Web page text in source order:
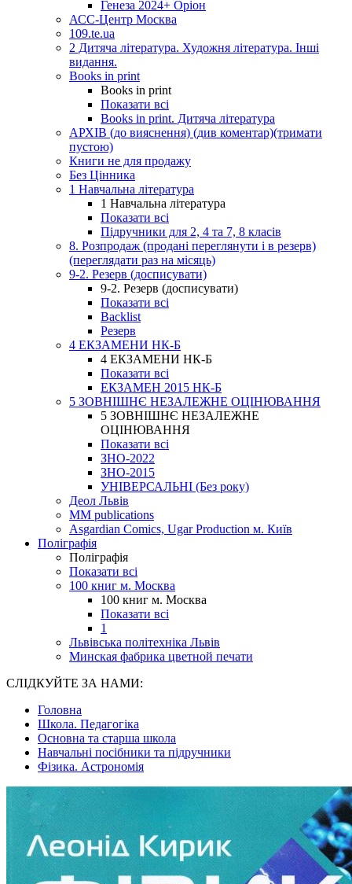
Генеза 2024+ Оріон
АСС-Центр Москва
109.te.ua
2 Дитяча література. Художня література. Інші
видання.
Books in print
Books in print
Показати всі
Books in print. Дитяча література
АРХІВ (до вияснення) (див коментар)(тримати
пустою)
Книги не для продажу
Без Цінника
1 Навчальна література
1 Навчальна література
Показати всі
Підручники для 2, 4 та 7, 8 класів
8. Розпродаж (продані переглянути і в резерв)
(переглядати раз на місяць)
9-2. Резерв (досписувати)
9-2. Резерв (досписувати)
Показати всі
Backlist
Резерв
4 ЕКЗАМЕНИ НК-Б
4 ЕКЗАМЕНИ НК-Б
Показати всі
ЕКЗАМЕН 2015 НК-Б
5 ЗОВНІШНЄ НЕЗАЛЕЖНЕ ОЦІНЮВАННЯ
5 ЗОВНІШНЄ НЕЗАЛЕЖНЕ
ОЦІНЮВАННЯ
Показати всі
ЗНО-2022
ЗНО-2015
УНІВЕРСАЛЬНІ (Без року)
Деол Львів
MM publications
Asgardian Comics, Ugar Production м. Київ
Поліграфія
Поліграфія
Показати всі
100 книг м. Москва
100 книг м. Москва
Показати всі
1
Львівська політехніка Львів
Минская фабрика цветной печати
СЛІДКУЙТЕ ЗА НАМИ:
Головна
Школа. Педагогіка
Основна та старша школа
Навчальні посібники та підручники
Фізика. Астрономія